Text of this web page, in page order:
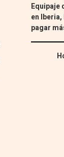
Equipaje
en
pagar